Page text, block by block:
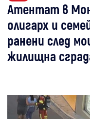
Атентат в
олигарх и
ранени след
жилищна